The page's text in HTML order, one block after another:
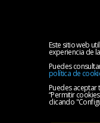
Este sitio web
experiencia de
Puedes
política de
Puedes aceptar
“Permitir
clicando